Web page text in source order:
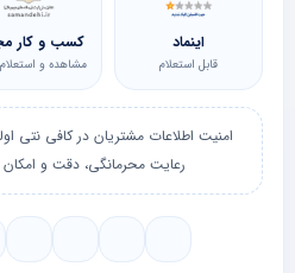
اینماد
قابل استعلام
کسب و کار
مشاهده و
امنیت اطلاعات مشتریان در کافی
رعایت محرمانگی، دقت و